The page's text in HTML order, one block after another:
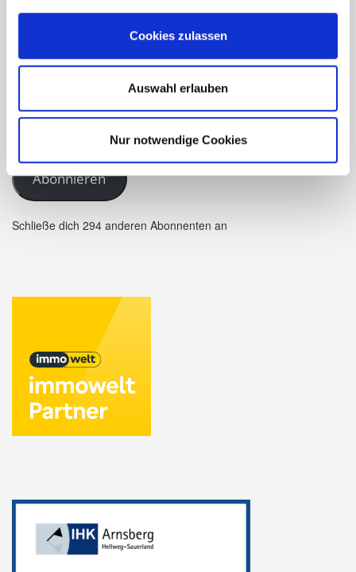
Cookies zulassen
Auswahl erlauben
Nur notwendige Cookies
Geben Sie hier Ihre Email-Adresse an, um unser
Webangebot zu abonnieren und Benachrichtigungen über
Abonnieren
Schließe dich 294 anderen Abonnenten an